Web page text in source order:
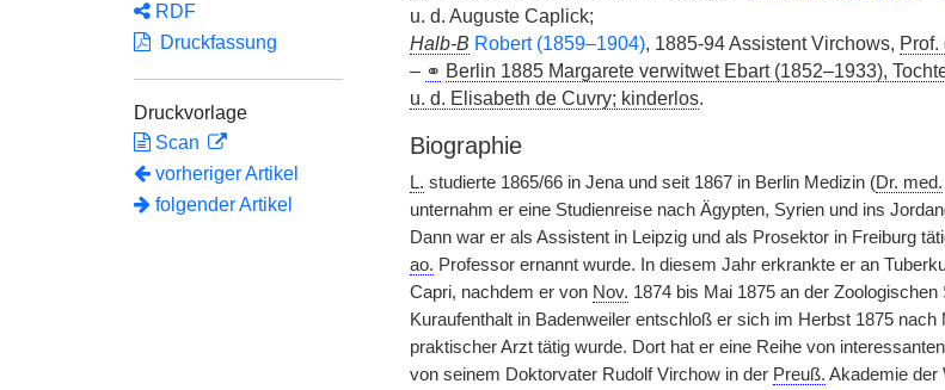
RDF
Druckfassung
Druckvorlage
Scan
vorheriger Artikel
folgender Artikel
u. d. Auguste Caplick;
Halb-B Robert (1859–1904), 1885-94 Assistent Virchows, Prof.
– ⚭ Berlin 1885 Margarete verwitwet Ebart (1852–1933),
u. d. Elisabeth de Cuvry; kinderlos.
Biographie
L. studierte 1865/66 in Jena und seit 1867 in Berlin Medizin (Dr. med.
unternahm er eine Studienreise nach Ägypten, Syrien und ins
Dann war er als Assistent in Leipzig und als Prosektor in Freiburg
ao. Professor ernannt wurde. In diesem Jahr erkrankte er an
Capri, nachdem er von Nov. 1874 bis Mai 1875 an der Zoologischen
Kuraufenthalt in| Badenweiler entschloß er sich im Herbst 1875
praktischer Arzt tätig wurde. Dort hat er eine Reihe von
von seinem Doktorvater Rudolf Virchow in der Preuß. Akademie der